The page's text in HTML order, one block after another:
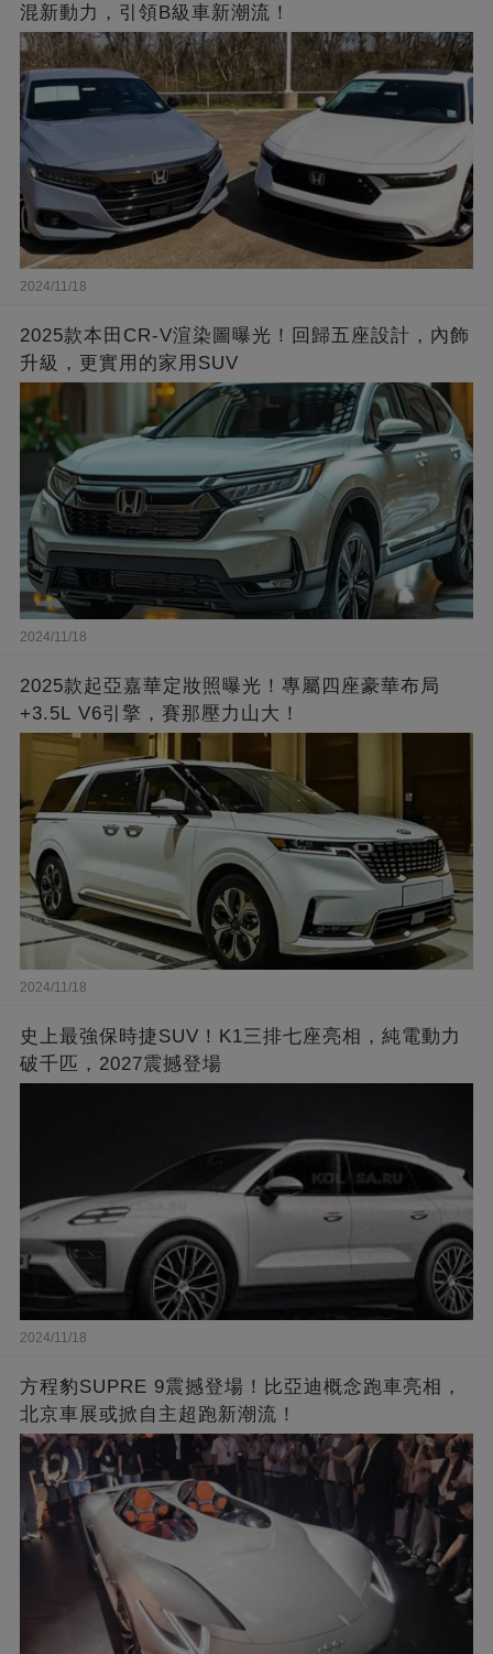
混新動力，引領B級車新潮流！
2024/11/18
2025款本田CR-V渲染圖曝光！回歸五座設計，內飾
升級，更實用的家用SUV
2024/11/18
2025款起亞嘉華定妝照曝光！專屬四座豪華布局
+3.5L V6引擎，賽那壓力山大！
2024/11/18
史上最強保時捷SUV！K1三排七座亮相，純電動力
破千匹，2027震撼登場
2024/11/18
方程豹SUPRE 9震撼登場！比亞迪概念跑車亮相，
北京車展或掀自主超跑新潮流！